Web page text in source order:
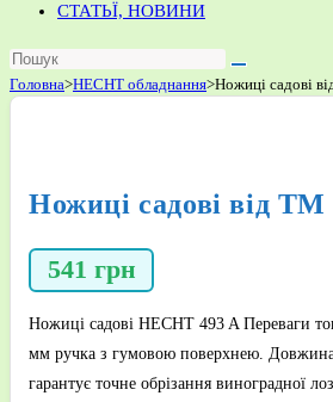
СТАТЬЇ, НОВИНИ
Головна>HECHT обладнання>Ножиці садові
Ножиці садові від
541 грн
Ножиці садові HECHT 493 A Переваги
мм ручка з гумовою поверхнею. Довжина
гарантує точне обрізання виноградної